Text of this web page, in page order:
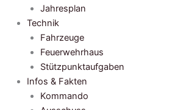
Jahresplan
Technik
Fahrzeuge
Feuerwehrhaus
Stützpunktaufgaben
Infos & Fakten
Kommando